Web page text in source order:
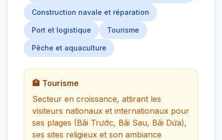
Construction navale et réparation
Port et logistique Tourisme
Pêche et aquaculture
🏨 Tourisme
Secteur en croissance, attirant les
visiteurs nationaux et internationaux pour
ses plages (Bãi Trước, Bãi Sau, Bãi Dứa),
ses sites religieux et son ambiance